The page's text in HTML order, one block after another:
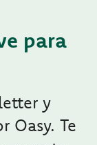
para
y
Oasy. Te